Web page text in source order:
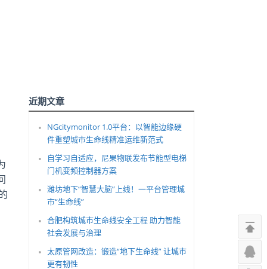
近期文章
NGcitymonitor 1.0平台：以智能边缘硬
件重塑城市生命线精准运维新范式
自学习自适应，尼果物联发布节能型电梯
门机变频控制器方案
潍坊地下“智慧大脑”上线！一平台管理城
市“生命线”
合肥构筑城市生命线安全工程 助力智能
社会发展与治理
太原管网改造：锻造“地下生命线” 让城市
更有韧性